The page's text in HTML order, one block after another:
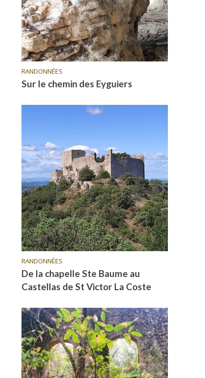
RANDONNÉES
Sur le chemin des Eyguiers
RANDONNÉES
De la chapelle Ste Baume au
Castellas de St Victor La Coste